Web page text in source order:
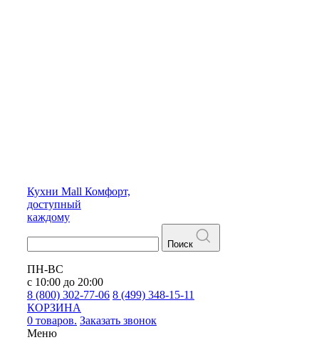
Кухни Mall Комфорт,
доступный
каждому
Поиск
ПН-ВС
с 10:00 до 20:00
8 (800) 302-77-06 8 (499) 348-15-11
КОРЗИНА
0 товаров. Заказать звонок
Меню